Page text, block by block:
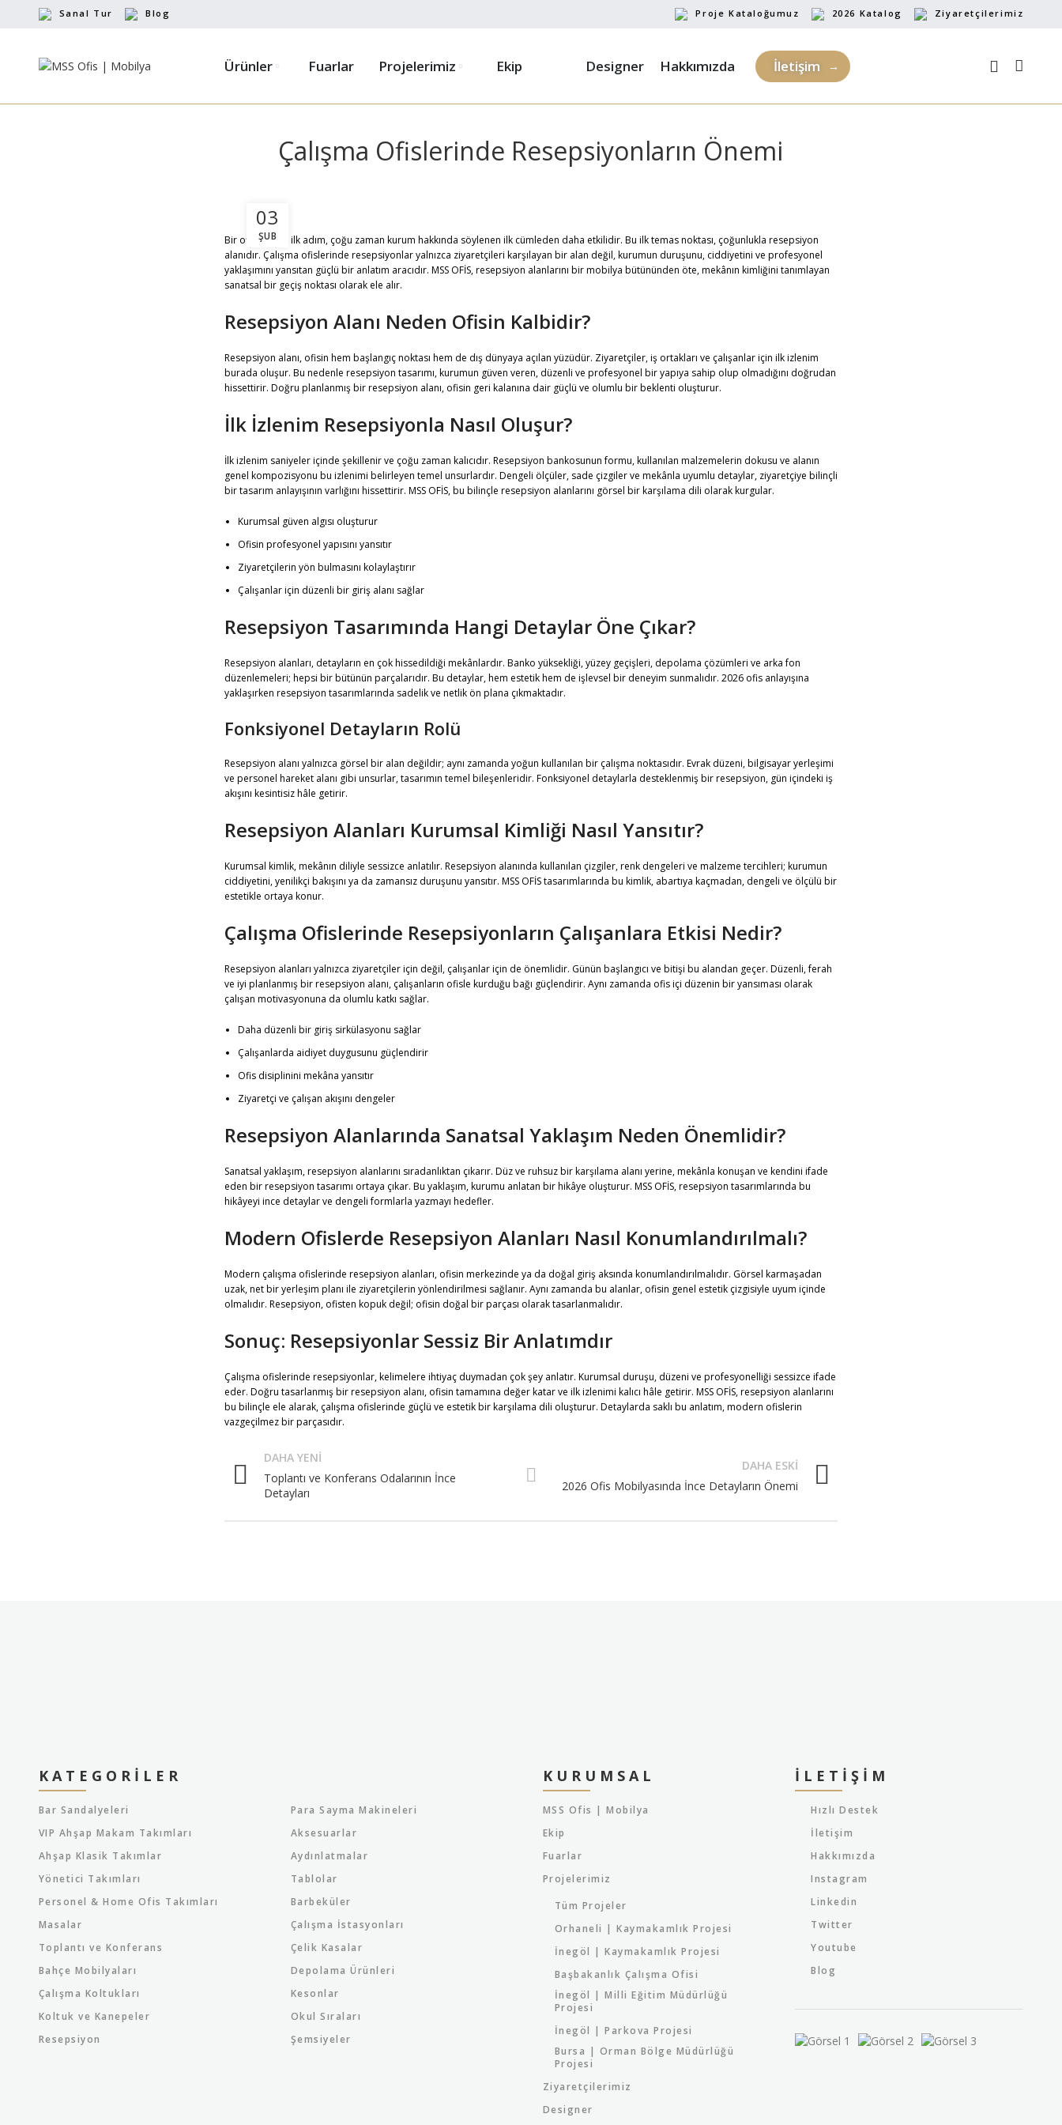
Sanal Tur Blog Proje Kataloğumuz 2026 Katalog Ziyaretçilerimiz
Ürünler Fuarlar Projelerimiz Ekip Designer Hakkımızda İletişim
Çalışma Ofislerinde Resepsiyonların Önemi
03
ŞUB
Bir ofise atılan ilk adım, çoğu zaman kurum hakkında söylenen ilk cümleden daha etkilidir. Bu ilk temas noktası, çoğunlukla resepsiyon
alanıdır. Çalışma ofislerinde resepsiyonlar yalnızca ziyaretçileri karşılayan bir alan değil, kurumun duruşunu, ciddiyetini ve profesyonel
yaklaşımını yansıtan güçlü bir anlatım aracıdır. MSS OFİS, resepsiyon alanlarını bir mobilya bütününden öte, mekânın kimliğini tanımlayan
sanatsal bir geçiş noktası olarak ele alır.
Resepsiyon Alanı Neden Ofisin Kalbidir?
Resepsiyon alanı, ofisin hem başlangıç noktası hem de dış dünyaya açılan yüzüdür. Ziyaretçiler, iş ortakları ve çalışanlar için ilk izlenim
burada oluşur. Bu nedenle resepsiyon tasarımı, kurumun güven veren, düzenli ve profesyonel bir yapıya sahip olup olmadığını doğrudan
hissettirir. Doğru planlanmış bir resepsiyon alanı, ofisin geri kalanına dair güçlü ve olumlu bir beklenti oluşturur.
İlk İzlenim Resepsiyonla Nasıl Oluşur?
İlk izlenim saniyeler içinde şekillenir ve çoğu zaman kalıcıdır. Resepsiyon bankosunun formu, kullanılan malzemelerin dokusu ve alanın
genel kompozisyonu bu izlenimi belirleyen temel unsurlardır. Dengeli ölçüler, sade çizgiler ve mekânla uyumlu detaylar, ziyaretçiye bilinçli
bir tasarım anlayışının varlığını hissettirir. MSS OFİS, bu bilinçle resepsiyon alanlarını görsel bir karşılama dili olarak kurgular.
Kurumsal güven algısı oluşturur
Ofisin profesyonel yapısını yansıtır
Ziyaretçilerin yön bulmasını kolaylaştırır
Çalışanlar için düzenli bir giriş alanı sağlar
Resepsiyon Tasarımında Hangi Detaylar Öne Çıkar?
Resepsiyon alanları, detayların en çok hissedildiği mekânlardır. Banko yüksekliği, yüzey geçişleri, depolama çözümleri ve arka fon
düzenlemeleri; hepsi bir bütünün parçalarıdır. Bu detaylar, hem estetik hem de işlevsel bir deneyim sunmalıdır. 2026 ofis anlayışına
yaklaşırken resepsiyon tasarımlarında sadelik ve netlik ön plana çıkmaktadır.
Fonksiyonel Detayların Rolü
Resepsiyon alanı yalnızca görsel bir alan değildir; aynı zamanda yoğun kullanılan bir çalışma noktasıdır. Evrak düzeni, bilgisayar yerleşimi
ve personel hareket alanı gibi unsurlar, tasarımın temel bileşenleridir. Fonksiyonel detaylarla desteklenmiş bir resepsiyon, gün içindeki iş
akışını kesintisiz hâle getirir.
Resepsiyon Alanları Kurumsal Kimliği Nasıl Yansıtır?
Kurumsal kimlik, mekânın diliyle sessizce anlatılır. Resepsiyon alanında kullanılan çizgiler, renk dengeleri ve malzeme tercihleri; kurumun
ciddiyetini, yenilikçi bakışını ya da zamansız duruşunu yansıtır. MSS OFİS tasarımlarında bu kimlik, abartıya kaçmadan, dengeli ve ölçülü bir
estetikle ortaya konur.
Çalışma Ofislerinde Resepsiyonların Çalışanlara Etkisi Nedir?
Resepsiyon alanları yalnızca ziyaretçiler için değil, çalışanlar için de önemlidir. Günün başlangıcı ve bitişi bu alandan geçer. Düzenli, ferah
ve iyi planlanmış bir resepsiyon alanı, çalışanların ofisle kurduğu bağı güçlendirir. Aynı zamanda ofis içi düzenin bir yansıması olarak
çalışan motivasyonuna da olumlu katkı sağlar.
Daha düzenli bir giriş sirkülasyonu sağlar
Çalışanlarda aidiyet duygusunu güçlendirir
Ofis disiplinini mekâna yansıtır
Ziyaretçi ve çalışan akışını dengeler
Resepsiyon Alanlarında Sanatsal Yaklaşım Neden Önemlidir?
Sanatsal yaklaşım, resepsiyon alanlarını sıradanlıktan çıkarır. Düz ve ruhsuz bir karşılama alanı yerine, mekânla konuşan ve kendini ifade
eden bir resepsiyon tasarımı ortaya çıkar. Bu yaklaşım, kurumu anlatan bir hikâye oluşturur. MSS OFİS, resepsiyon tasarımlarında bu
hikâyeyi ince detaylar ve dengeli formlarla yazmayı hedefler.
Modern Ofislerde Resepsiyon Alanları Nasıl Konumlandırılmalı?
Modern çalışma ofislerinde resepsiyon alanları, ofisin merkezinde ya da doğal giriş aksında konumlandırılmalıdır. Görsel karmaşadan
uzak, net bir yerleşim planı ile ziyaretçilerin yönlendirilmesi sağlanır. Aynı zamanda bu alanlar, ofisin genel estetik çizgisiyle uyum içinde
olmalıdır. Resepsiyon, ofisten kopuk değil; ofisin doğal bir parçası olarak tasarlanmalıdır.
Sonuç: Resepsiyonlar Sessiz Bir Anlatımdır
Çalışma ofislerinde resepsiyonlar, kelimelere ihtiyaç duymadan çok şey anlatır. Kurumsal duruşu, düzeni ve profesyonelliği sessizce ifade
eder. Doğru tasarlanmış bir resepsiyon alanı, ofisin tamamına değer katar ve ilk izlenimi kalıcı hâle getirir. MSS OFİS, resepsiyon alanlarını
bu bilinçle ele alarak, çalışma ofislerinde güçlü ve estetik bir karşılama dili oluşturur. Detaylarda saklı bu anlatım, modern ofislerin
vazgeçilmez bir parçasıdır.
DAHA YENI
Toplantı ve Konferans Odalarının İnce
Detayları
DAHA ESKI
2026 Ofis Mobilyasında İnce Detayların Önemi
KATEGORILER
Bar Sandalyeleri
VIP Ahşap Makam Takımları
Ahşap Klasik Takımlar
Yönetici Takımları
Personel & Home Ofis Takımları
Masalar
Toplantı ve Konferans
Bahçe Mobilyaları
Çalışma Koltukları
Koltuk ve Kanepeler
Resepsiyon
Para Sayma Makineleri
Aksesuarlar
Aydınlatmalar
Tablolar
Barbeküler
Çalışma İstasyonları
Çelik Kasalar
Depolama Ürünleri
Kesonlar
Okul Sıraları
Şemsiyeler
KURUMSAL
MSS Ofis | Mobilya
Ekip
Fuarlar
Projelerimiz
Tüm Projeler
Orhaneli | Kaymakamlık Projesi
İnegöl | Kaymakamlık Projesi
Başbakanlık Çalışma Ofisi
İnegöl | Milli Eğitim Müdürlüğü
Projesi
İnegöl | Parkova Projesi
Bursa | Orman Bölge Müdürlüğü
Projesi
Ziyaretçilerimiz
Designer
İLETIŞIM
Hızlı Destek
İletişim
Hakkımızda
Instagram
Linkedin
Twitter
Youtube
Blog